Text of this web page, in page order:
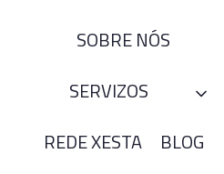
SOBRE NÓS
SERVIZOS
REDE XESTA
BLOG